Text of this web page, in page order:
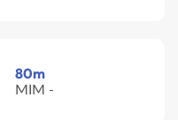
80m
MIM -